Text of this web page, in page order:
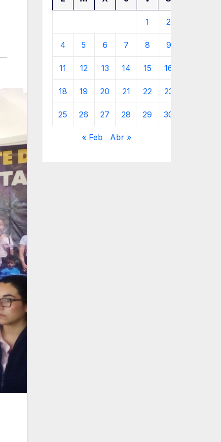
1 2
4 5 6 7 8 9
11 12 13 14 15 16
18 19 20 21 22 23
25 26 27 28 29 30
« Feb Abr »